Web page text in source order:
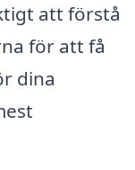
att förstå
för att få
dina